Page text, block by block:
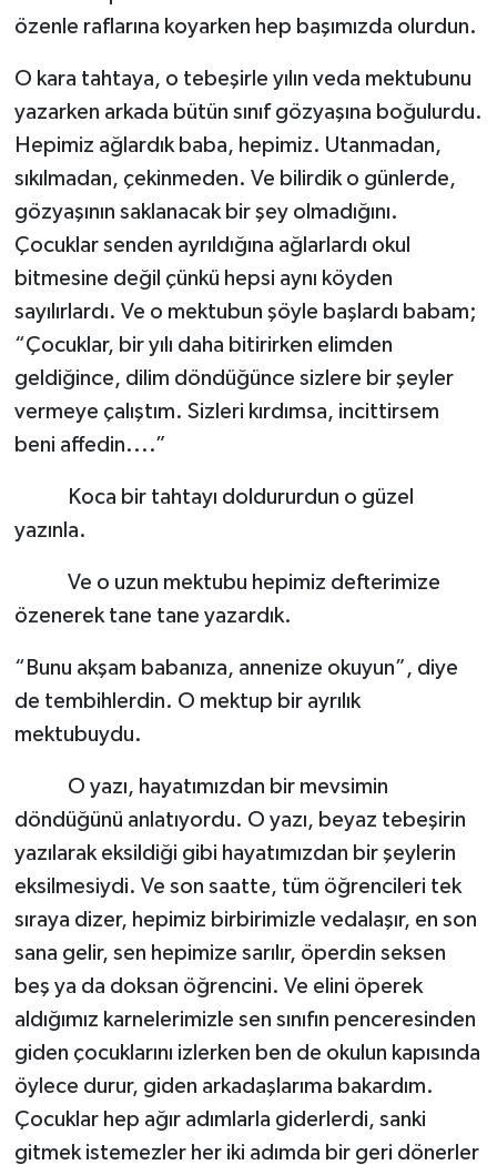
özenle raflarına koyarken hep başımızda olurdun.
O kara tahtaya, o tebeşirle yılın veda mektubunu
yazarken arkada bütün sınıf gözyaşına boğulurdu.
Hepimiz ağlardık baba, hepimiz. Utanmadan,
sıkılmadan, çekinmeden. Ve bilirdik o günlerde,
gözyaşının saklanacak bir şey olmadığını.
Çocuklar senden ayrıldığına ağlarlardı okul
bitmesine değil çünkü hepsi aynı köyden
sayılırlardı. Ve o mektubun şöyle başlardı babam;
“Çocuklar, bir yılı daha bitirirken elimden
geldiğince, dilim döndüğünce sizlere bir şeyler
vermeye çalıştım. Sizleri kırdımsa, incittirsem
beni affedin....”
Koca bir tahtayı doldururdun o güzel
yazınla.
Ve o uzun mektubu hepimiz defterimize
özenerek tane tane yazardık.
“Bunu akşam babanıza, annenize okuyun”, diye
de tembihlerdin. O mektup bir ayrılık
mektubuydu.
O yazı, hayatımızdan bir mevsimin
döndüğünü anlatıyordu. O yazı, beyaz tebeşirin
yazılarak eksildiği gibi hayatımızdan bir şeylerin
eksilmesiydi. Ve son saatte, tüm öğrencileri tek
sıraya dizer, hepimiz birbirimizle vedalaşır, en son
sana gelir, sen hepimize sarılır, öperdin seksen
beş ya da doksan öğrencini. Ve elini öperek
aldığımız karnelerimizle sen sınıfın penceresinden
giden çocuklarını izlerken ben de okulun kapısında
öylece durur, giden arkadaşlarıma bakardım.
Çocuklar hep ağır adımlarla giderlerdi, sanki
gitmek istemezler her iki adımda bir geri dönerler